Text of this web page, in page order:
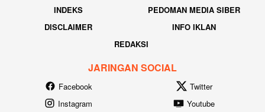
INDEKS
PEDOMAN MEDIA SIBER
DISCLAIMER
INFO IKLAN
REDAKSI
JARINGAN SOCIAL
Facebook
Twitter
Instagram
Youtube